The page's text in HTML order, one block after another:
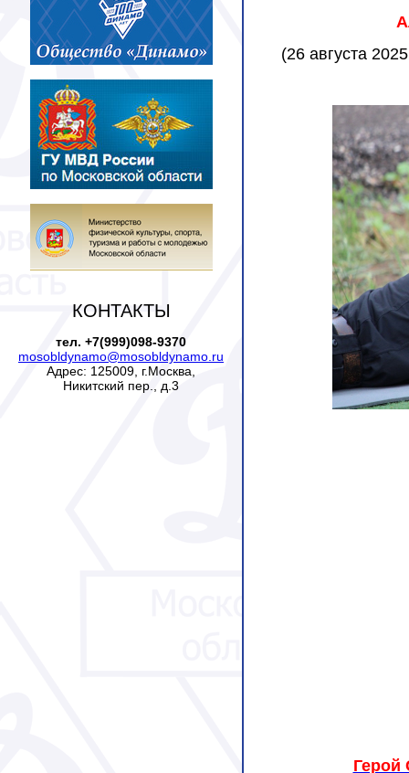
КОНТАКТЫ
тел. +7(999)098-9370
mosobldynamo@mosobldynamo.ru
Адрес: 125009, г.Москва,
Никитский пер., д.3
(26 августа 2025
Герой